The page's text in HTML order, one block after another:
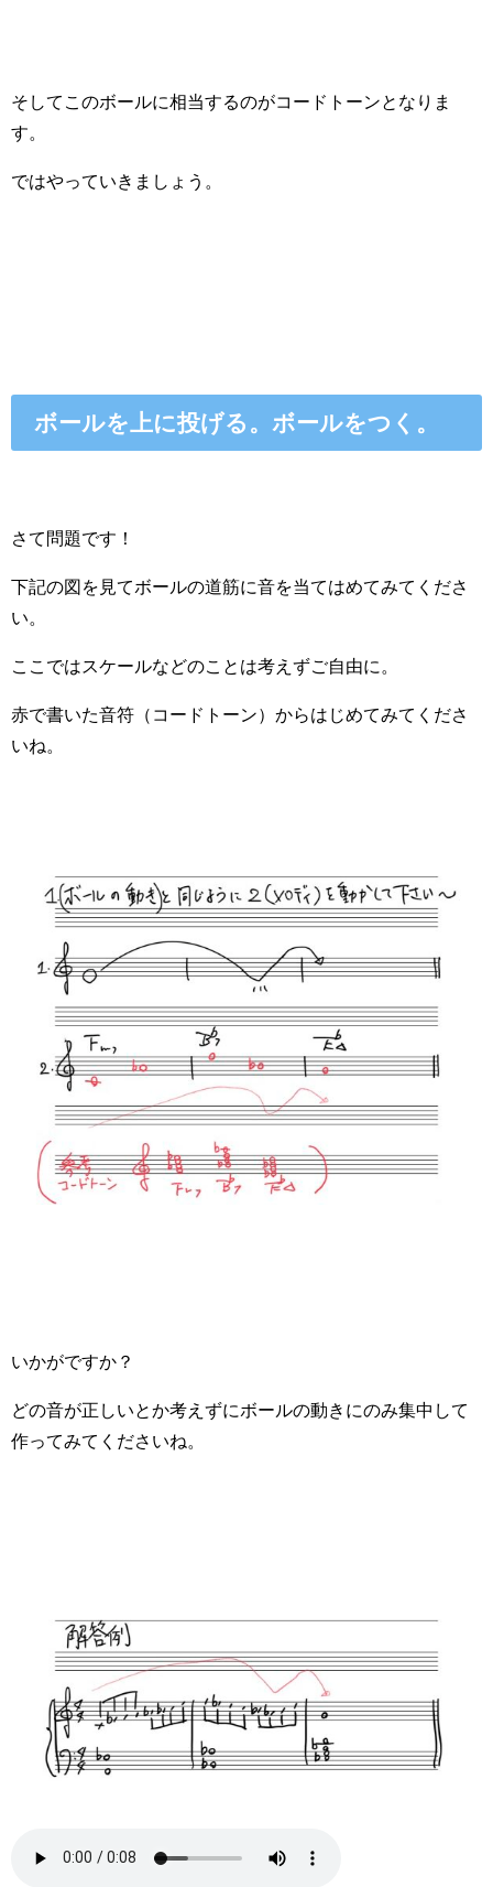
そしてこのボールに相当するのがコードトーンとなりま
す。
ではやっていきましょう。
ボールを上に投げる。ボールをつく。
さて問題です！
下記の図を見てボールの道筋に音を当てはめてみてくださ
い。
ここではスケールなどのことは考えずご自由に。
赤で書いた音符（コードトーン）からはじめてみてくださ
いね。
いかがですか？
どの音が正しいとか考えずにボールの動きにのみ集中して
作ってみてくださいね。